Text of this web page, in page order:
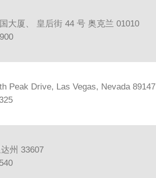
大厦、 皇后街 44 号 奥克兰 01010
Peak Drive, Las Vegas, Nevada 89147
州 33607